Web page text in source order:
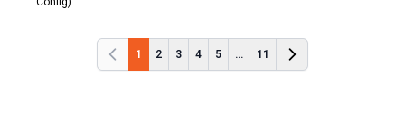
Précédent
1 2 3 4 5 ... 11
Précédent